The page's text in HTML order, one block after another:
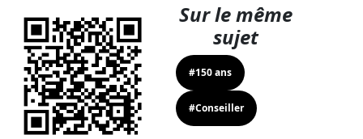
Sur le même
sujet
#150 ans
#Conseiller